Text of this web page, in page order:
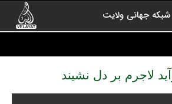
شبکه جهانی ولایت
لاجرم بر دل نشیند